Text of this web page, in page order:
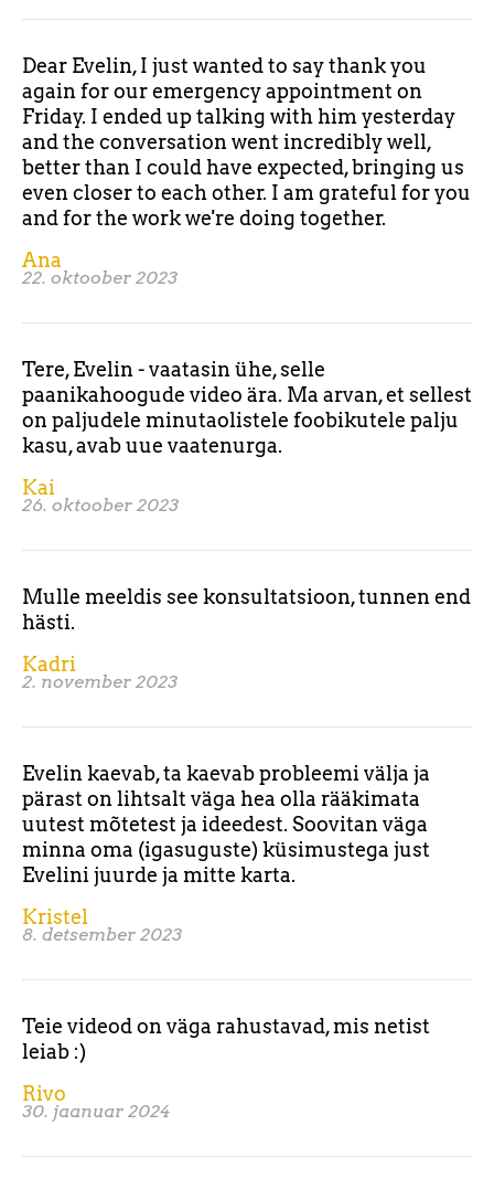
Dear Evelin, I just wanted to say thank you
again for our emergency appointment on
Friday. I ended up talking with him yesterday
and the conversation went incredibly well,
better than I could have expected, bringing us
even closer to each other. I am grateful for you
and for the work we're doing together.
Ana
22. oktoober 2023
Tere, Evelin - vaatasin ühe, selle
paanikahoogude video ära. Ma arvan, et sellest
on paljudele minutaolistele foobikutele palju
kasu, avab uue vaatenurga.
Kai
26. oktoober 2023
Mulle meeldis see konsultatsioon, tunnen end
hästi.
Kadri
2. november 2023
Evelin kaevab, ta kaevab probleemi välja ja
pärast on lihtsalt väga hea olla rääkimata
uutest mõtetest ja ideedest. Soovitan väga
minna oma (igasuguste) küsimustega just
Evelini juurde ja mitte karta.
Kristel
8. detsember 2023
Teie videod on väga rahustavad, mis netist
leiab :)
Rivo
30. jaanuar 2024